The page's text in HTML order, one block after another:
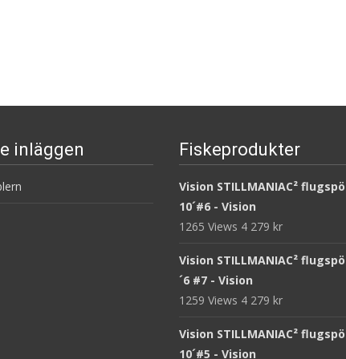
inläggen Fiskeprodukter
Vision STILLMANIAC² flugspö
10´#6 - Vision
1265 Views 4 279 kr
Vision STILLMANIAC²
´6 #7 - Vision
1259 Views 4 279 kr
Vision STILLMANIAC² flugspö
10´#5 - Vision